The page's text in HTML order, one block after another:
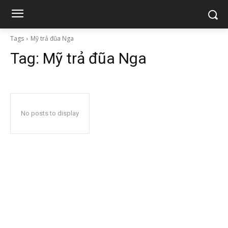
Tags Mỹ trả đũa Nga
Tag: Mỹ trả đũa Nga
No posts to display